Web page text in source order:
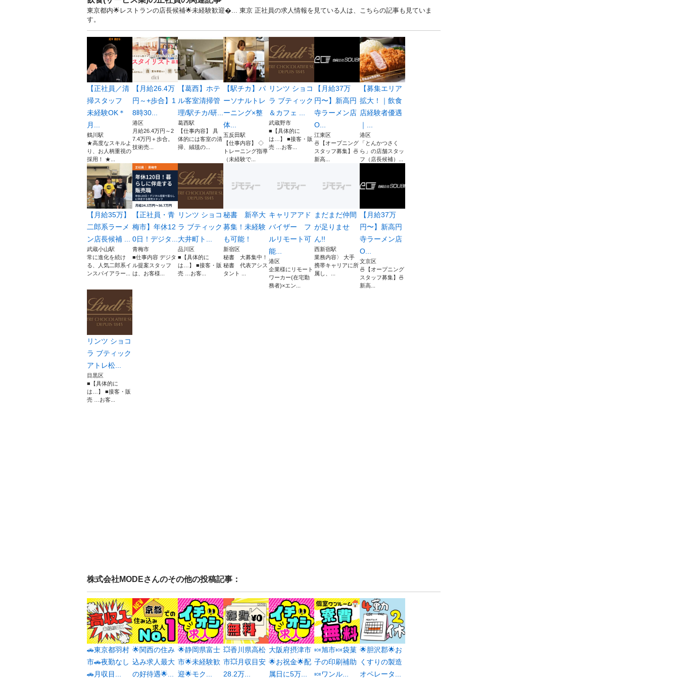
東京都内🌟レストランの店長候補🌟未経験歓迎... 東京 正社員の求人情報を見ている人は、こちらの記事も見ていま
す。
【正社員／清
掃スタッフ
未経験OK＊
月...
鶴川駅
★高度なスキルよ
り、お人柄重視の
採用！ ★...
【月給26.4万
円～+歩合】1
8時30...
港区
月給26.4万円～2
7.4万円＋歩合。
技術売...
【葛西】ホテ
ル客室清掃管
理/駅チカ/研...
葛西駅
【仕事内容】 具
体的には客室の清
掃、絨毯の...
【駅チカ】パ
ーソナルトレ
ーニング×整
体...
五反田駅
【仕事内容】 ◇
トレーニング指導
（未経験で...
リンツ ショコ
ラ ブティック
＆カフェ ...
武蔵野市
■【具体的に
は…】 ■接客・販
売 …お客...
【月給37万
円〜】新高円
寺ラーメン店
O...
江東区
🍜【オープニング
スタッフ募集】🍜
新高...
【募集エリア
拡大！｜飲食
店経験者優遇
｜...
港区
「とんかつさく
ら」の店舗スタッ
フ（店長候補）...
【月給35万】
二郎系ラーメ
ン店長候補 ...
武蔵小山駅
常に進化を続け
る、人気二郎系イ
ンスパイアラー...
【正社員・青
梅市】年休12
0日！デジタ...
青梅市
■仕事内容 デジタ
ル提案スタッフ
は、お客様...
リンツ ショコ
ラ ブティック
大井町ト...
品川区
■【具体的に
は…】 ■接客・販
売 …お客...
秘書 新卒大
募集！未経験
も可能！
新宿区
秘書 大募集中！
秘書 代表アシス
タント ...
キャリアアド
バイザー フ
ルリモート可
能...
港区
企業様にリモート
ワーカー(在宅勤
務者)×エン...
まだまだ仲間
が足りませ
ん!!
西新宿駅
業務内容〉 大手
携帯キャリアに所
属し、...
【月給37万
円〜】新高円
寺ラーメン店
O...
文京区
🍜【オープニング
スタッフ募集】🍜
新高...
リンツ ショコ
ラ ブティック
アトレ松...
目黒区
■【具体的に
は…】 ■接客・販
売 …お客...
株式会社MODEさんのその他の投稿記事：
🚗東京都羽村
市🚗夜勤なし
🚗月収目...
🌟関西の住み
込み求人最大
の好待遇🌟...
🌟静岡県富士
市🌟未経験歓
迎🌟モク...
💥香川県高松
市💥月収目安
28.2万...
大阪府摂津市
🌟お祝金🌟配
属日に5万...
🍬旭市🍬袋菓
子の印刷補助
🍬ワンル...
🌟胆沢郡🌟お
くすりの製造
オペレータ...